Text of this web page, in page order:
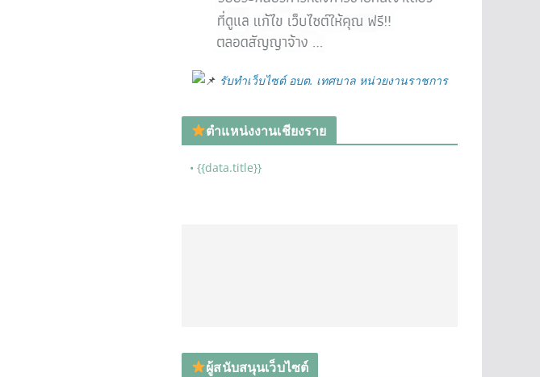
รับทำเว็บไซต์ อบต. เทศบาล หน่วยงานราชการ
ตำแหน่งงานเชียงราย
• {{data.title}}
ผู้สนับสนุนเว็บไซต์